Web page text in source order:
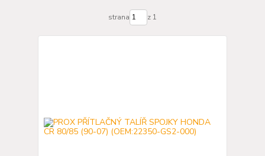
strana z 1